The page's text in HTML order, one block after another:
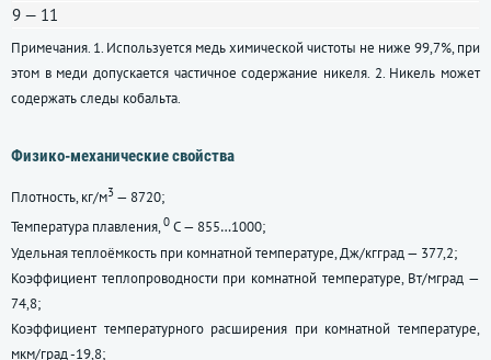
9 — 11
Примечания. 1. Используется медь химической чистоты не ниже 99,7%, при
этом в меди допускается частичное содержание никеля. 2. Никель может
содержать следы кобальта.
Физико-механические свойства
Плотность, кг/м3 — 8720;
Температура плавления,0 С — 855…1000;
Удельная теплоёмкость при комнатной температуре, Дж/кгград — 377,2;
Коэффициент теплопроводности при комнатной температуре, Вт/мград —
74,8;
Коэффициент температурного расширения при комнатной температуре,
мкм/град -19,8;